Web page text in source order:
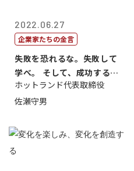
2022.06.27
企業家たちの金言
失敗を恐れるな。失敗して
学べ。 そして、成功するま
で挑戦し続...
ホットランド代表取締役
佐瀬守男